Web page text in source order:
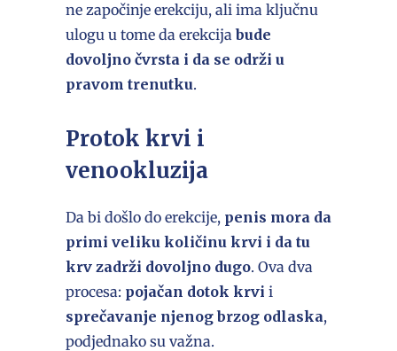
ne započinje erekciju, ali ima ključnu
ulogu u tome da erekcijabude
dovoljno čvrsta i da se održi u
pravom trenutku.
Protok krvi i
venookluzija
Da bi došlo do erekcije, penis mora da
primi veliku količinu krvi i da tu
krv zadrži dovoljno dugo. Ova dva
procesa: pojačan dotok krvi i
sprečavanje njenog brzog odlaska,
podjednako su važna.